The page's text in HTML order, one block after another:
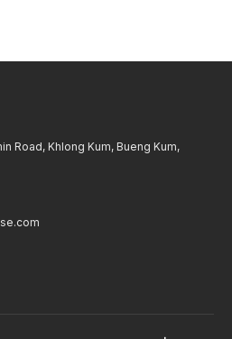
Road, Khlong Kum, Bueng Kum,